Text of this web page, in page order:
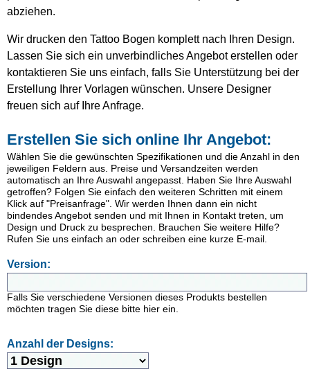
abziehen.
Wir drucken den Tattoo Bogen komplett nach Ihren Design.
Lassen Sie sich ein unverbindliches Angebot erstellen oder
kontaktieren Sie uns einfach, falls Sie Unterstützung bei der
Erstellung Ihrer Vorlagen wünschen. Unsere Designer
freuen sich auf Ihre Anfrage.
Erstellen Sie sich online Ihr Angebot:
Wählen Sie die gewünschten Spezifikationen und die Anzahl in den
jeweiligen Feldern aus. Preise und Versandzeiten werden
automatisch an Ihre Auswahl angepasst. Haben Sie Ihre Auswahl
getroffen? Folgen Sie einfach den weiteren Schritten mit einem
Klick auf "Preisanfrage". Wir werden Ihnen dann ein nicht
bindendes Angebot senden und mit Ihnen in Kontakt treten, um
Design und Druck zu besprechen. Brauchen Sie weitere Hilfe?
Rufen Sie uns einfach an oder schreiben eine kurze E-mail.
Version:
Falls Sie verschiedene Versionen dieses Produkts bestellen
möchten tragen Sie diese bitte hier ein.
Anzahl der Designs: